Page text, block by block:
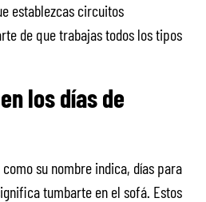
establezcas circuitos
de que trabajas todos los tipos
los días de
como su nombre indica, días para
tumbarte en el sofá. Estos